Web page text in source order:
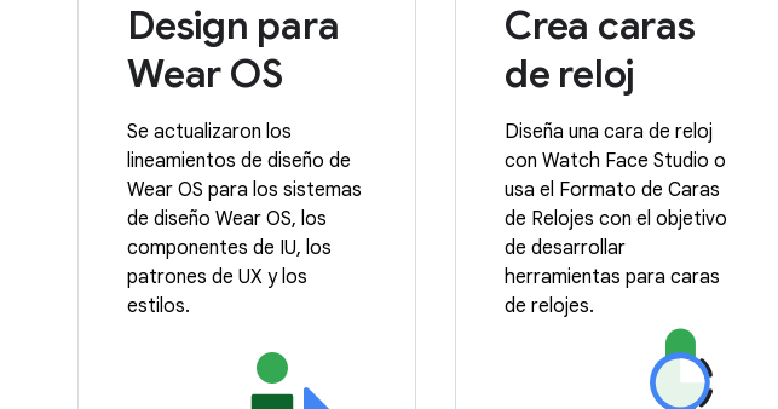
Design para
Wear OS
Se actualizaron los
lineamientos de diseño de
Wear OS para los sistemas
de diseño Wear OS, los
componentes de IU, los
patrones de UX y los
estilos.
Crea caras
de reloj
Diseña una cara de reloj
con Watch Face Studio o
usa el Formato de Caras
de Relojes con el objetivo
de desarrollar
herramientas para caras
de relojes.